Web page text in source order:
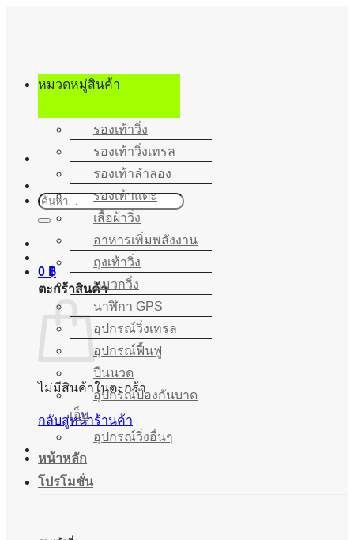
เนื้อหา
ค้นหา:
0 ฿
ตะกร้าสินค้า
ไม่มีสินค้าในตะกร้า
กลับสู่หน้าร้านค้า
หมวดหมู่สินค้า
รองเท้าวิ่ง
รองเท้าวิ่งเทรล
รองเท้าลำลอง
รองเท้าแตะ
เสื้อผ้าวิ่ง
อาหารเพิ่มพลังงาน
ถุงเท้าวิ่ง
หมวกวิ่ง
นาฬิกา GPS
อุปกรณ์วิ่งเทรล
อุปกรณ์ฟื้นฟู
ปืนนวด
อุปกรณ์ป้องกันบาด
เจ็บ
อุปกรณ์วิ่งอื่นๆ
หน้าหลัก
โปรโมชั่น